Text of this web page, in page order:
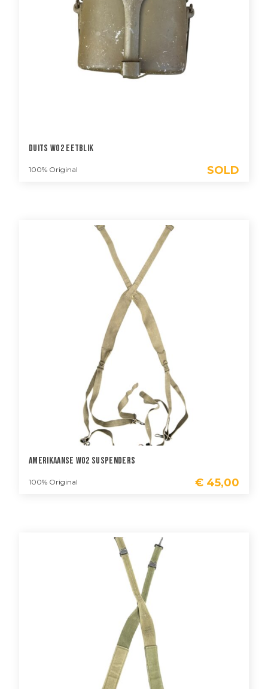
Duits WO2 Eetblik
100% Original SOLD
Amerikaanse WO2 Suspenders
100% Original € 45,00